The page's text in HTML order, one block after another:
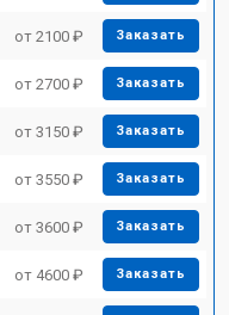
от 2100 ₽ Заказать
от 2700 ₽ Заказать
от 3150 ₽ Заказать
от 3550 ₽ Заказать
от 3600 ₽ Заказать
от 4600 ₽ Заказать